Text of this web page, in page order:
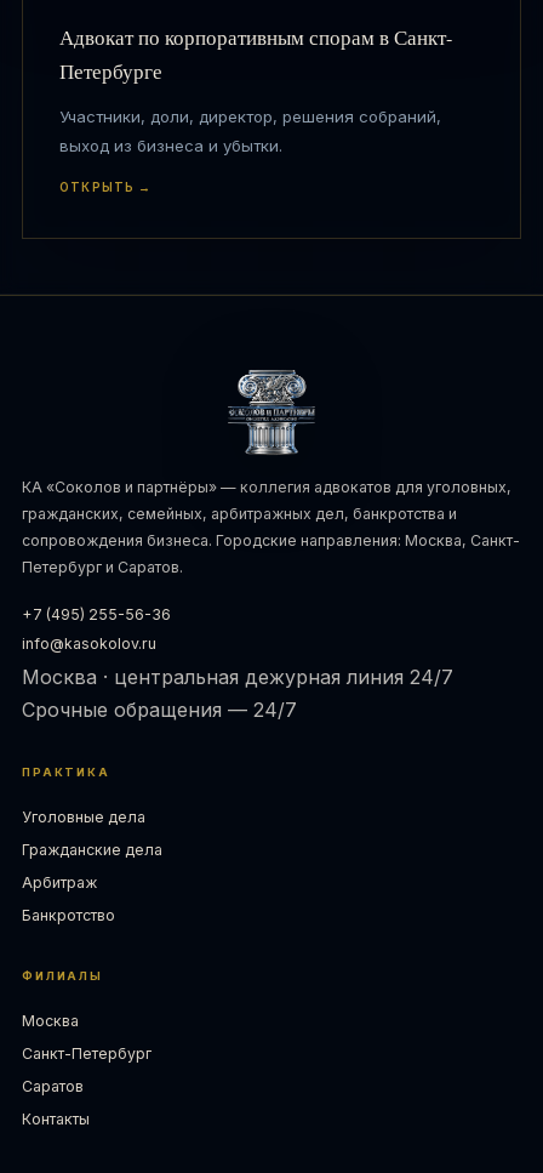
Адвокат по корпоративным спорам в Санкт-
Петербурге
Участники, доли, директор, решения собраний,
выход из бизнеса и убытки.
ОТКРЫТЬ →
КА «Соколов и партнёры» — коллегия адвокатов для уголовных,
гражданских, семейных, арбитражных дел, банкротства и
сопровождения бизнеса. Городские направления: Москва, Санкт-
Петербург и Саратов.
+7 (495) 255-56-36
info@kasokolov.ru
Москва · центральная дежурная линия 24/7
Срочные обращения — 24/7
ПРАКТИКА
Уголовные дела
Гражданские дела
Арбитраж
Банкротство
ФИЛИАЛЫ
Москва
Санкт-Петербург
Саратов
Контакты